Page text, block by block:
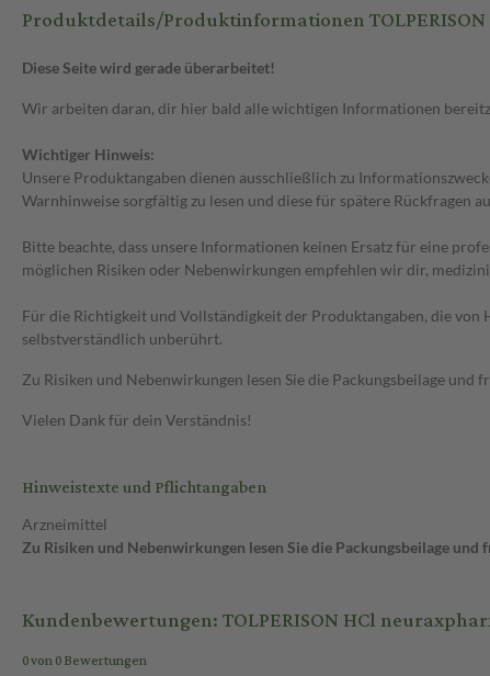
Produktdetails/Produktinformationen
Diese Seite wird gerade überarbeitet!
Wir arbeiten daran, dir hier bald alle wichtigen Informationen
Wichtiger Hinweis:
Unsere Produktangaben dienen ausschließlich zu
Warnhinweise sorgfältig zu lesen und diese für spätere Rückfragen
Bitte beachte, dass unsere Informationen keinen Ersatz für eine
möglichen Risiken oder Nebenwirkungen empfehlen wir dir,
Für die Richtigkeit und Vollständigkeit der Produktangaben, die
selbstverständlich unberührt.
Zu Risiken und Nebenwirkungen lesen Sie die Packungsbeilage
Vielen Dank für dein Verständnis!
Hinweistexte und Pflichtangaben
Arzneimittel
Zu Risiken und Nebenwirkungen lesen Sie die Packungsbeilage
Kundenbewertungen: TOLPERISON HCl
0 von 0 Bewertungen